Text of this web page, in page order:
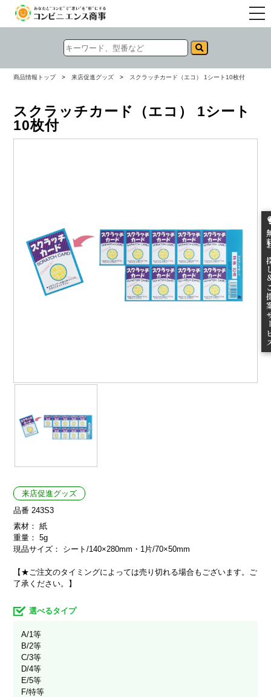
無
ご
商品情報トップ > 来店促進グッズ > スクラッチカード（エコ） 1シート10枚付
スクラッチカード（エコ） 1シート
10枚付
来店促進グッズ
品番 243S3
素材： 紙
重量： 5g
現品サイズ： シート/140×280mm・1片/70×50mm
【★ご注文のタイミングによっては売り切れる場合もございます。ご
了承ください。】
選べるタイプ
A/1等
B/2等
C/3等
D/4等
E/5等
F/特等